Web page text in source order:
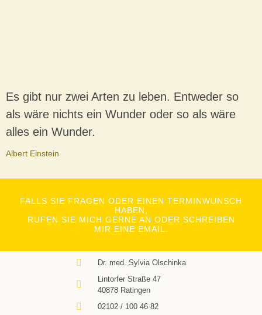
Es gibt nur zwei Arten zu leben. Entweder so
als wäre nichts ein Wunder oder so als wäre
alles ein Wunder.
Albert Einstein
FALLS SIE FRAGEN ODER EINEN TERMINWUNSCH
HABEN,
RUFEN SIE MICH GERNE AN ODER SCHREIBEN
MIR EINE EMAIL.
Dr. med. Sylvia Olschinka
Lintorfer Straße 47
40878 Ratingen
02102 / 100 46 82